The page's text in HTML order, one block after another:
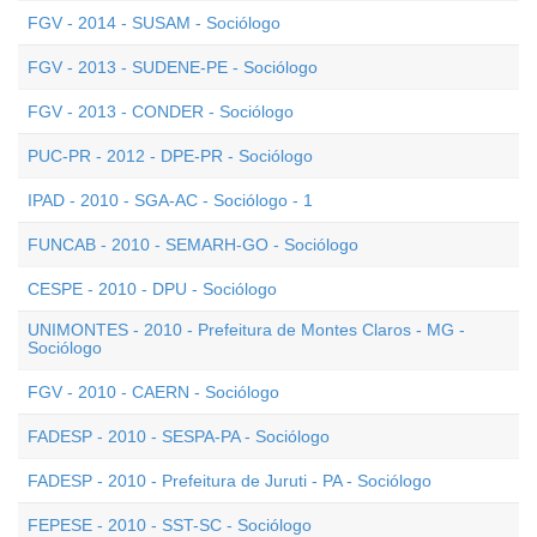
FGV - 2014 - SUSAM - Sociólogo
FGV - 2013 - SUDENE-PE - Sociólogo
FGV - 2013 - CONDER - Sociólogo
PUC-PR - 2012 - DPE-PR - Sociólogo
IPAD - 2010 - SGA-AC - Sociólogo - 1
FUNCAB - 2010 - SEMARH-GO - Sociólogo
CESPE - 2010 - DPU - Sociólogo
UNIMONTES - 2010 - Prefeitura de Montes Claros - MG -
Sociólogo
FGV - 2010 - CAERN - Sociólogo
FADESP - 2010 - SESPA-PA - Sociólogo
FADESP - 2010 - Prefeitura de Juruti - PA - Sociólogo
FEPESE - 2010 - SST-SC - Sociólogo